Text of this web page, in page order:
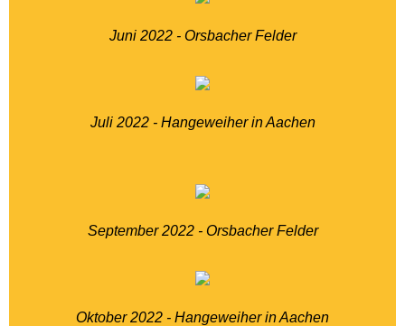
Juni 2022 - Orsbacher Felder
Juli 2022 - Hangeweiher in Aachen
September 2022 - Orsbacher Felder
Oktober 2022 - Hangeweiher in Aachen